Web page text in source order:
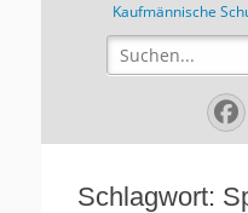
Kaufmännische
Suchen
nach:
Schlagwort: